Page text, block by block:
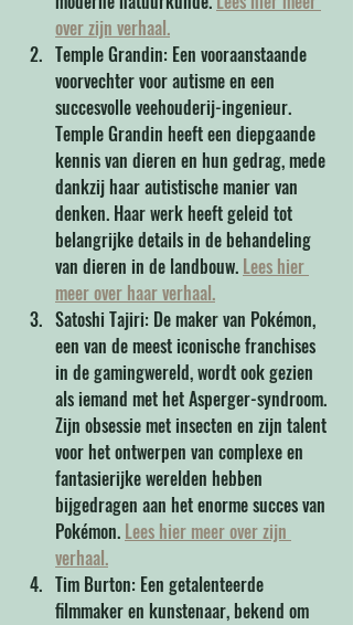
over zijn verhaal.
Temple Grandin: Een vooraanstaande
voorvechter voor autisme en een
succesvolle veehouderij-ingenieur.
Temple Grandin heeft een diepgaande
kennis van dieren en hun gedrag, mede
dankzij haar autistische manier van
denken. Haar werk heeft geleid tot
belangrijke details in de behandeling
van dieren in de landbouw. Lees hier
meer over haar verhaal.
Satoshi Tajiri: De maker van Pokémon,
een van de meest iconische franchises
in de gamingwereld, wordt ook gezien
als iemand met het Asperger-syndroom.
Zijn obsessie met insecten en zijn talent
voor het ontwerpen van complexe en
fantasierijke werelden hebben
bijgedragen aan het enorme succes van
Pokémon. Lees hier meer over zijn
verhaal.
Tim Burton: Een getalenteerde
filmmaker en kunstenaar, bekend om